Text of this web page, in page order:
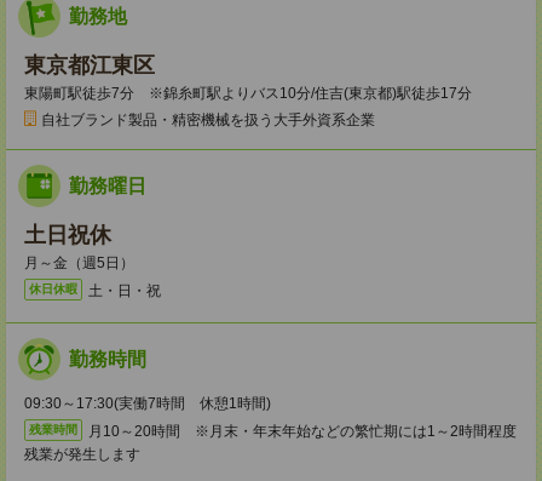
勤務地
東京都江東区
東陽町駅徒歩7分 ※錦糸町駅よりバス10分/住吉(東京都)駅徒歩17分
自社ブランド製品・精密機械を扱う大手外資系企業
勤務曜日
土日祝休
月～金（週5日）
休日休暇 土・日・祝
勤務時間
09:30～17:30(実働7時間 休憩1時間)
残業時間
月10～20時間 ※月末・年末年始などの繁忙期には1～2時間程度
残業が発生します